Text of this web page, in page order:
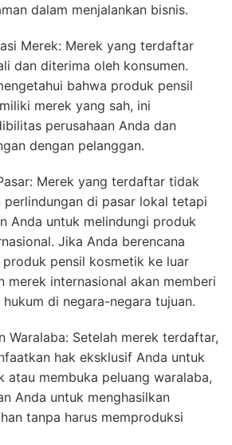
dalam menjalankan bisnis.
Merek: Merek yang terdaftar
dan diterima oleh konsumen.
bahwa produk pensil
merek yang sah, ini
perusahaan Anda dan
dengan pelanggan.
Merek yang terdaftar tidak
perlindungan di pasar lokal tetapi
Anda untuk melindungi produk
Jika Anda berencana
pensil kosmetik ke luar
merek internasional akan memberi
di negara-negara tujuan.
Waralaba: Setelah merek terdaftar,
hak eksklusif Anda untuk
atau membuka peluang waralaba,
Anda untuk menghasilkan
tanpa harus memproduksi